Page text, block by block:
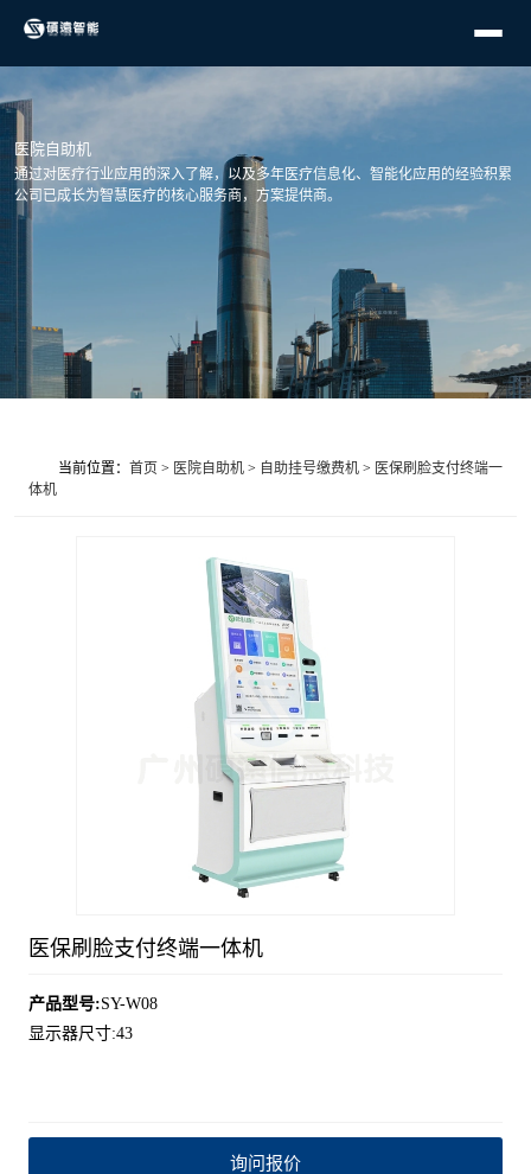
医院自助机
通过对医疗行业应用的深入了解，以及多年医疗信息化、智能化应用的经验积累
公司已成长为智慧医疗的核心服务商，方案提供商。
当前位置： 首页 > 医院自助机 > 自助挂号缴费机 > 医保刷脸支付终端一
体机
医保刷脸支付终端一体机
产品型号:SY-W08
显示器尺寸:43
询问报价